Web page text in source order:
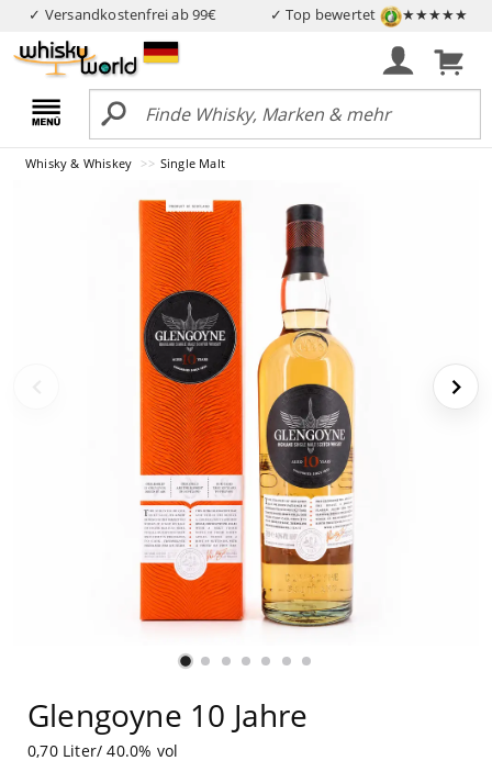
✓ Versandkostenfrei ab 99€ ✓ Top bewertet ★★★★★
Whisky & Whiskey Single Malt
Glengoyne 10 Jahre
0,70 Liter/ 40.0% vol